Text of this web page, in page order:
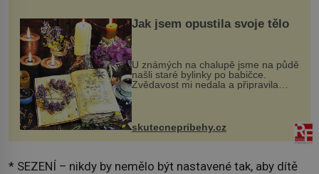
Jak jsem opustila svoje tělo
U známých na chalupě jsme na půdě
našli staré bylinky po babičce.
Zvědavost mi nedala a připravila
jsem si z nich lektvar… Zimní pobyt
na chalupě se pro mě vlastní vinou
změnil v děsivý zážitek, na kt...
skutecnepribehy.cz
* SEZENÍ – nikdy by nemělo být nastavené tak, aby dítě